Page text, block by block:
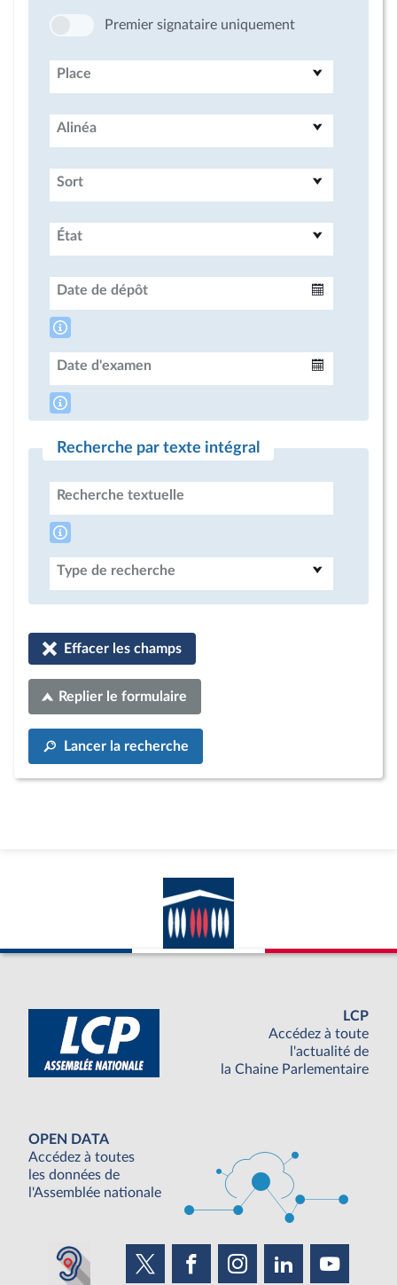
Premier signataire uniquement
Place
Alinéa
Sort
État
Date de dépôt
Date d'examen
Recherche par texte intégral
Recherche textuelle
Type de recherche
Effacer les champs
Replier le formulaire
Lancer la recherche
LCP
Accédez à toute
l'actualité de
la Chaine Parlementaire
OPEN DATA
Accédez à toutes
les données de
l'Assemblée nationale